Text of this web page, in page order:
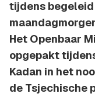
tijdens
Het Openbaar
opgepakt
Kadan in het
de Tsjechische